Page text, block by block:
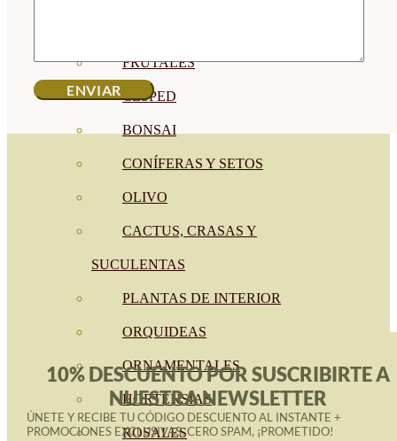
FRUTALES
CÉSPED
BONSAI
CONÍFERAS Y SETOS
OLIVO
CACTUS, CRASAS Y
SUCULENTAS
PLANTAS DE INTERIOR
ORQUIDEAS
ORNAMENTALES
HORTENSIAS
ROSALES
10% DESCUENTO POR SUSCRIBIRTE A
NUESTRA NEWSLETTER
ÚNETE Y RECIBE TU CÓDIGO DESCUENTO AL INSTANTE +
PROMOCIONES EXCLUSIVAS. CERO SPAM, ¡PROMETIDO!